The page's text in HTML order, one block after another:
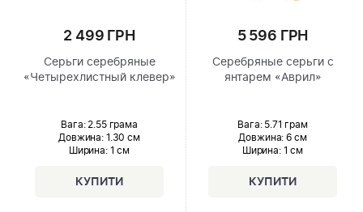
2 499 ГРН
Серьги серебряные
«Четырехлистный клевер»
Вага: 2.55 грама
Довжина: 1.30 см
Ширина: 1 см
5 596 ГРН
Серебряные серьги с
янтарем «Аврил»
Вага: 5.71 грам
Довжина: 6 см
Ширина: 1 см